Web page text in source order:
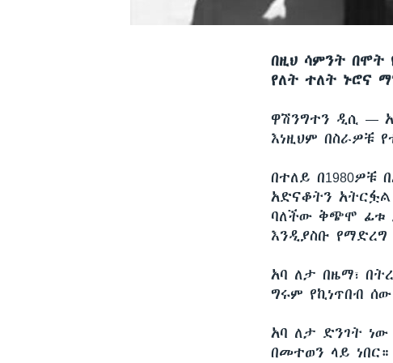
በዚህ ሳምንት በሞት
የለት ተለት ኑሮና
ዋሽንግተን ዲሲ —
እነዚህም በስራዎቹ
በተለይ
አድናቆትን
ባለችው ቅጭሞ ፊቱ
እንዲያስቡ
አባ ለታ በዜማ፣
ግሩም የኪነጥበብ
አባ ለታ ድንገት
በመተወን ላይ